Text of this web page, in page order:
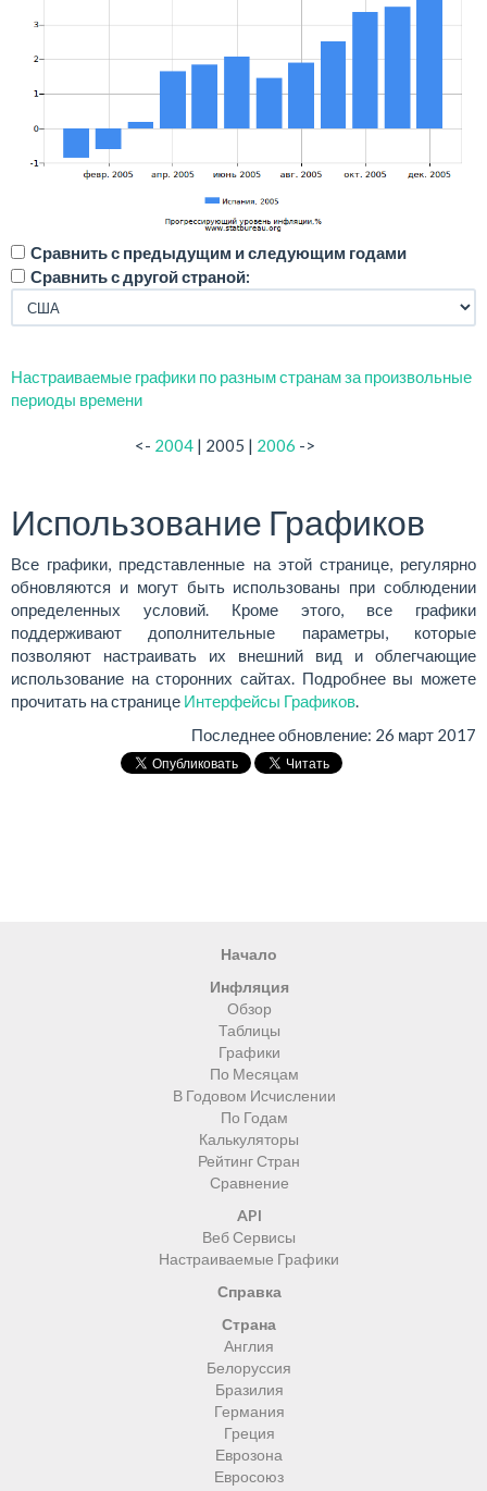
Сравнить с предыдущим и следующим годами
Сравнить с другой страной:
Настраиваемые графики по разным странам за произвольные
периоды времени
<- 2004 | 2005 | 2006 ->
Использование Графиков
Все графики, представленные на этой странице, регулярно
обновляются и могут быть использованы при соблюдении
определенных условий. Кроме этого, все графики
поддерживают дополнительные параметры, которые
позволяют настраивать их внешний вид и облегчающие
использование на сторонних сайтах. Подробнее вы можете
прочитать на странице Интерфейсы Графиков.
Последнее обновление: 26 март 2017
Начало
Инфляция
Обзор
Таблицы
Графики
По Месяцам
В Годовом Исчислении
По Годам
Калькуляторы
Рейтинг Стран
Сравнение
API
Веб Сервисы
Настраиваемые Графики
Справка
Страна
Англия
Белоруссия
Бразилия
Германия
Греция
Еврозона
Евросоюз